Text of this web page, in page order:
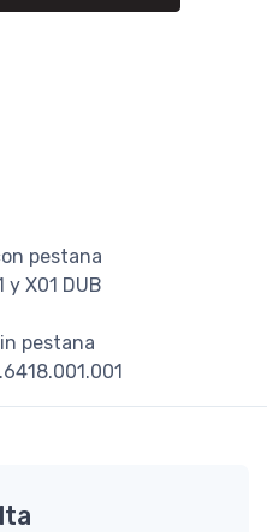
pestana
y X01 DUB
pestana